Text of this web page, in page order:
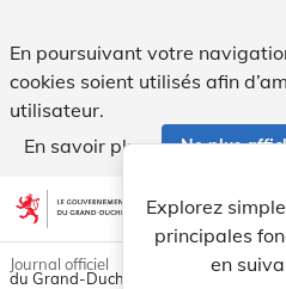
En poursuivant votre
cookies soient utilisés afin
utilisateur.
En savoir plus
Ne plus
Aller au contenu Explorez
principales
en
Journal officiel
du Grand-Duché de Luxembourg